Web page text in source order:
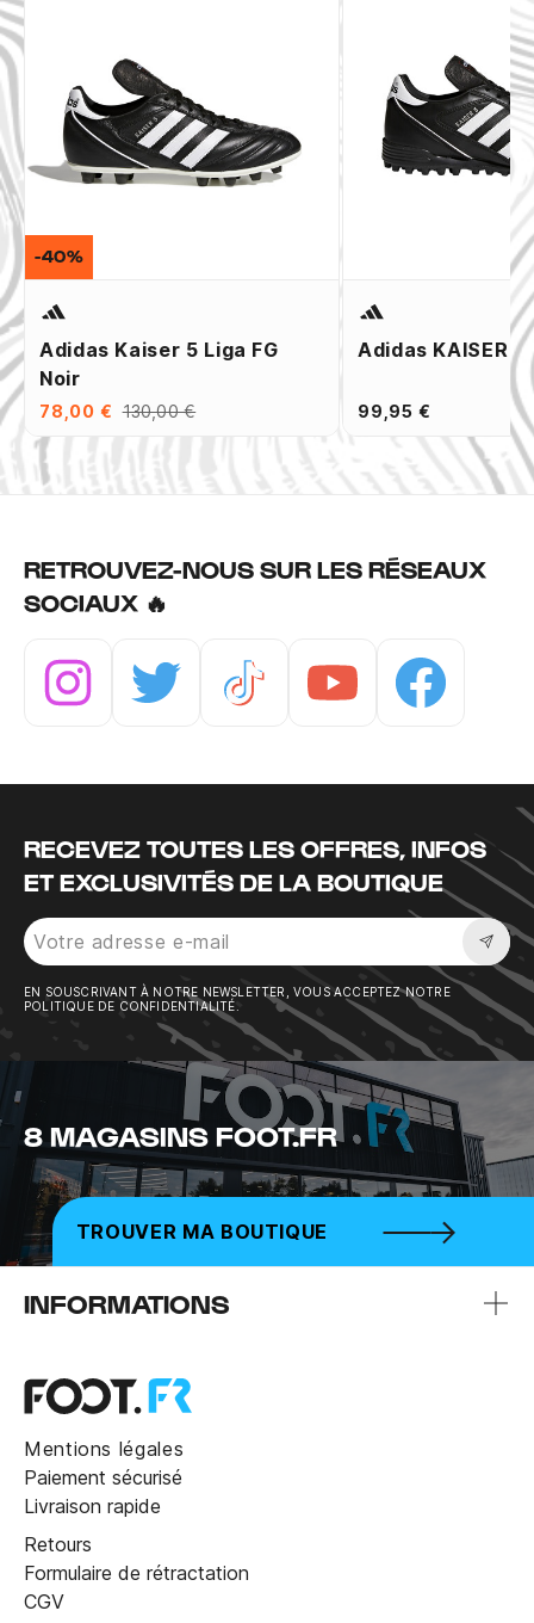
Adidas Kaiser 5 Liga FG
Noir
78,00 € 130,00 €
-40%
Adidas KAISER 5
99,95 €
RETROUVEZ-NOUS SUR LES RÉSEAUX
SOCIAUX 🔥
RECEVEZ TOUTES LES OFFRES, INFOS
ET EXCLUSIVITÉS DE LA BOUTIQUE
EN SOUSCRIVANT À NOTRE NEWSLETTER, VOUS ACCEPTEZ NOTRE
POLITIQUE DE CONFIDENTIALITÉ.
8 MAGASINS FOOT.FR
TROUVER MA BOUTIQUE
INFORMATIONS
Mentions légales
Paiement sécurisé
Livraison rapide
Retours
Formulaire de rétractation
CGV